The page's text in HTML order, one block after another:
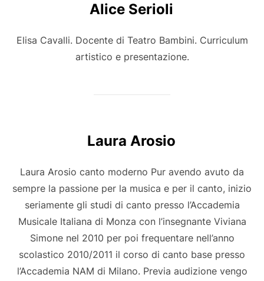
Alice Serioli
Elisa Cavalli. Docente di Teatro Bambini. Curriculum
artistico e presentazione.
Laura Arosio
Laura Arosio canto moderno Pur avendo avuto da
sempre la passione per la musica e per il canto, inizio
seriamente gli studi di canto presso l’Accademia
Musicale Italiana di Monza con l’insegnante Viviana
Simone nel 2010 per poi frequentare nell’anno
scolastico 2010/2011 il corso di canto base presso
l’Accademia NAM di Milano. Previa audizione vengo